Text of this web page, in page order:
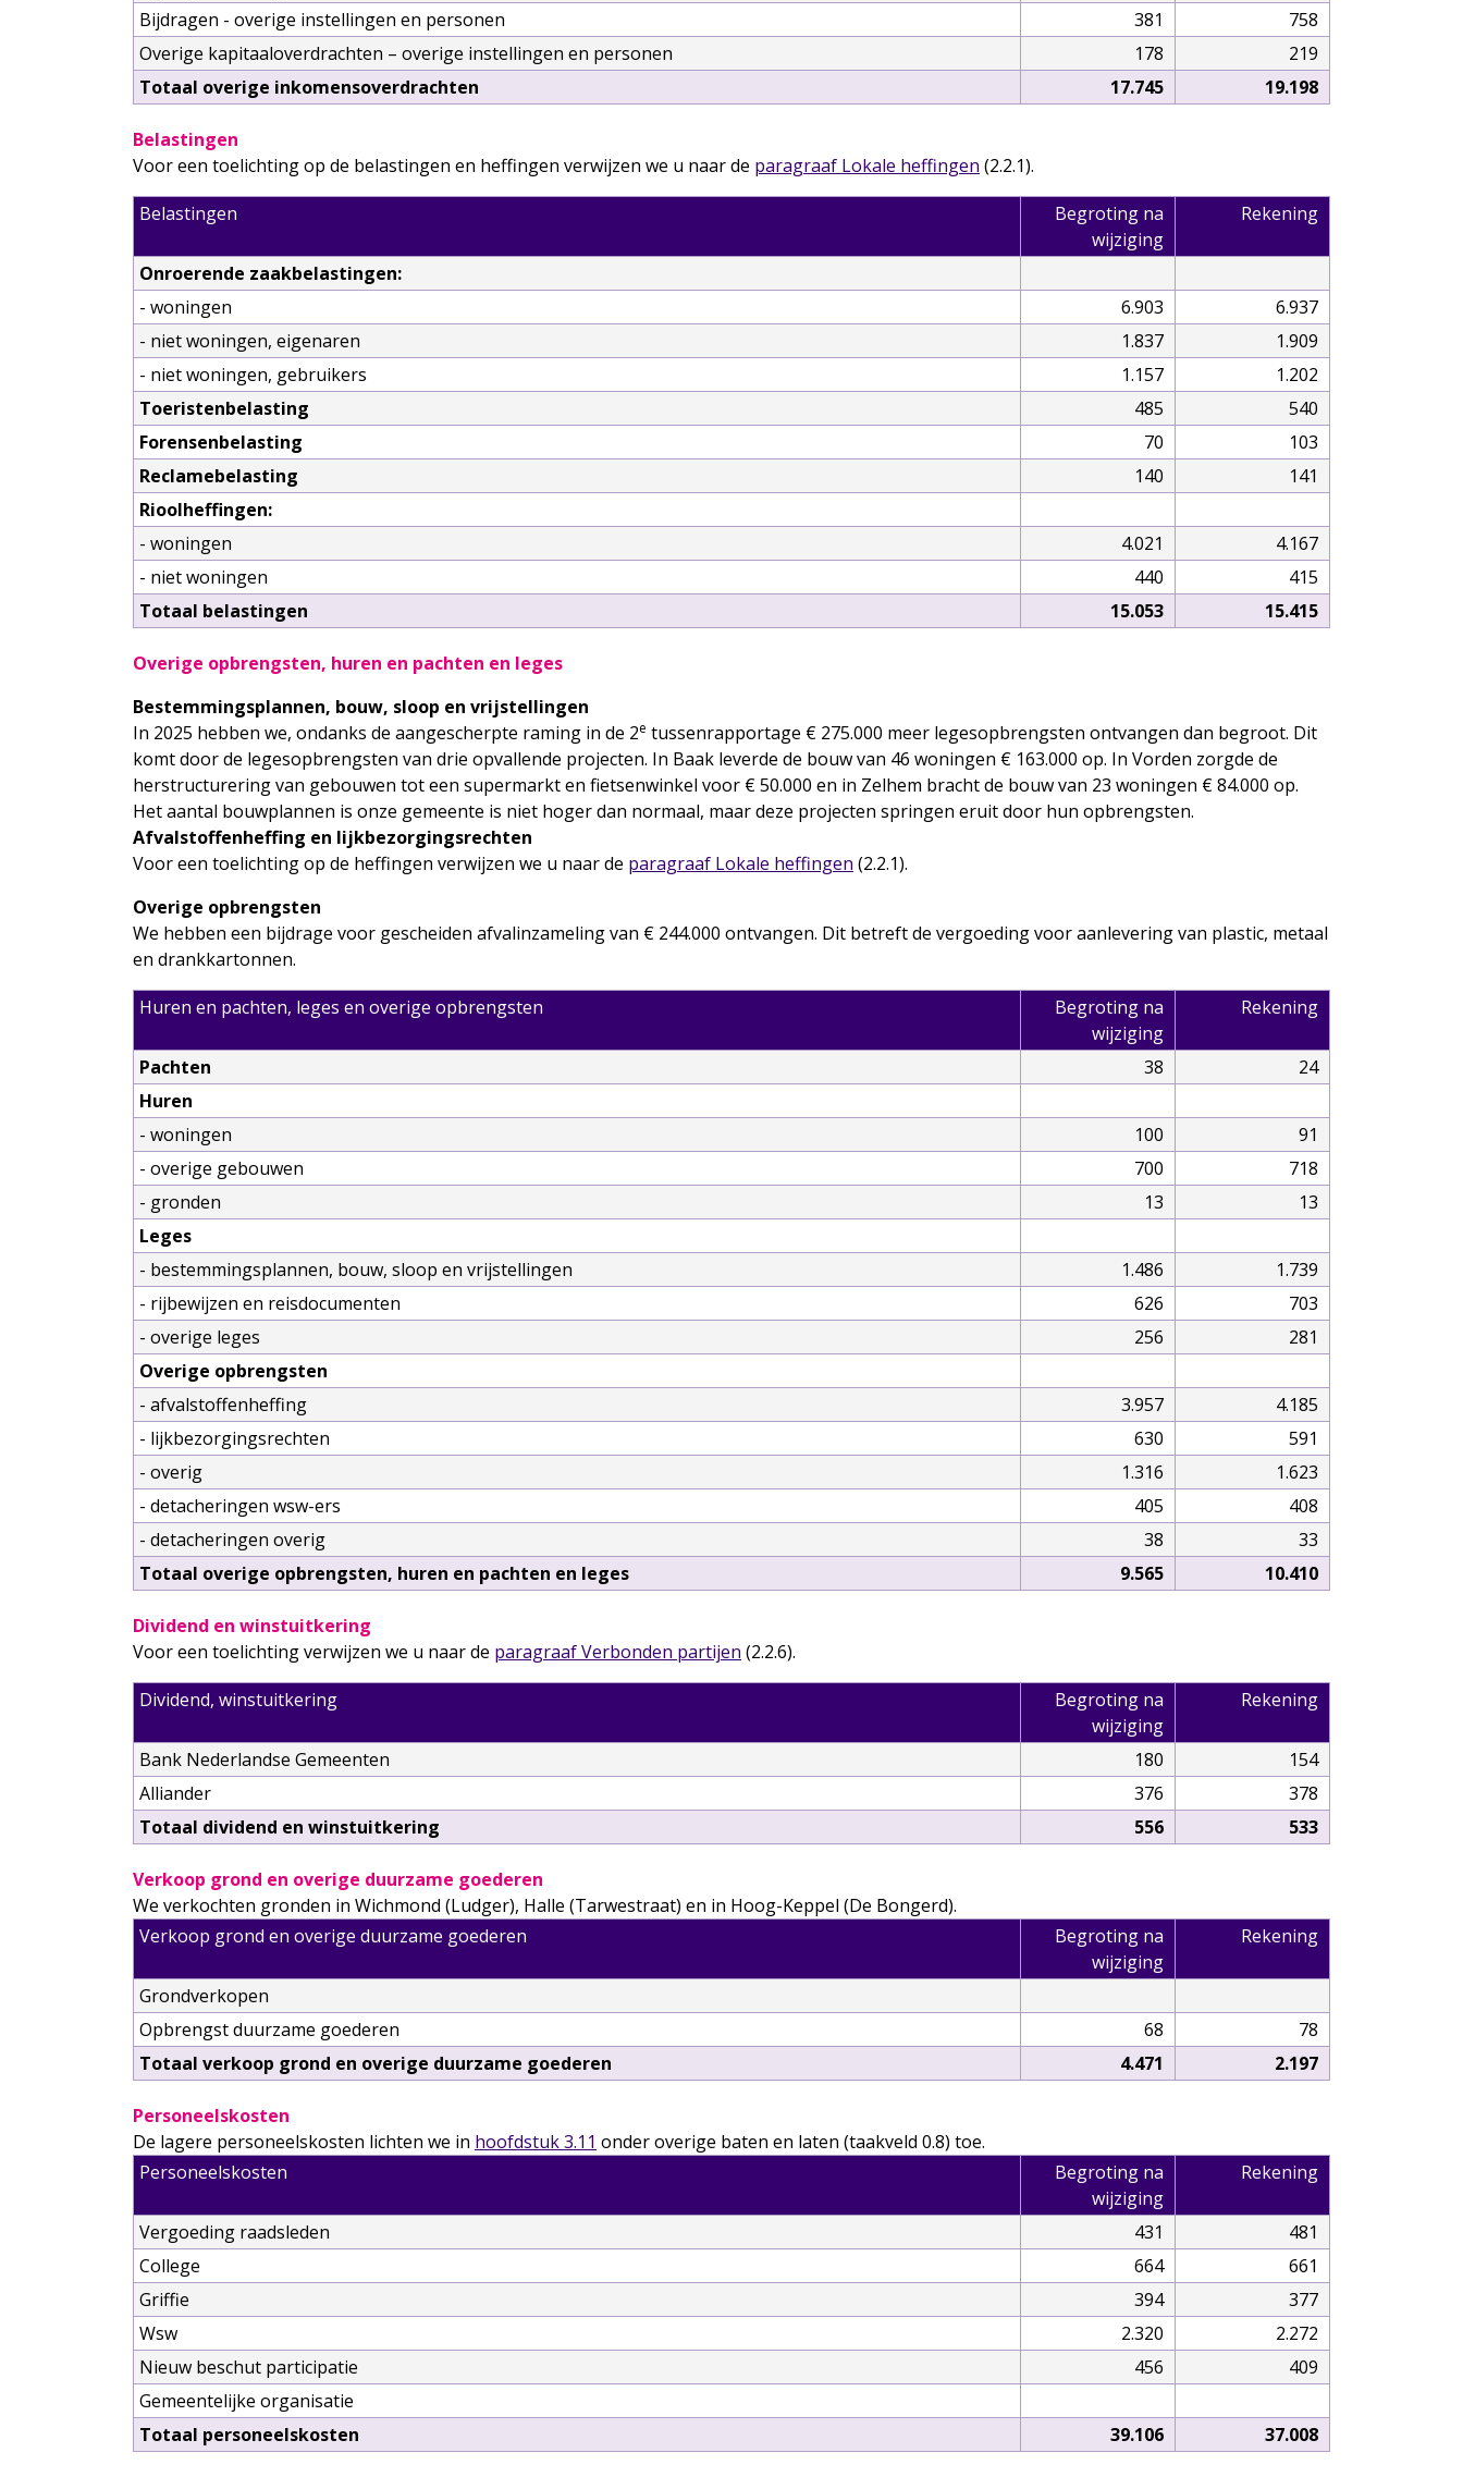
Bijdragen - overige instellingen en personen
381
758
Overige kapitaaloverdrachten – overige instellingen en personen
178
219
Totaal overige inkomensoverdrachten
17.745 19.198
Belastingen
Voor een toelichting op de belastingen en heffingen verwijzen we u naar de paragraaf Lokale heffingen (2.2.1).
Belastingen
Begroting na
wijziging
Rekening
Onroerende zaakbelastingen:
- woningen
6.903
6.937
- niet woningen, eigenaren
1.837
1.909
- niet woningen, gebruikers
1.157
1.202
Toeristenbelasting
485
540
Forensenbelasting
70
103
Reclamebelasting
140
141
Rioolheffingen:
- woningen
4.021
4.167
- niet woningen
440
415
Totaal belastingen
15.053 15.415
Overige opbrengsten, huren en pachten en leges
Bestemmingsplannen, bouw, sloop en vrijstellingen
In 2025 hebben we, ondanks de aangescherpte raming in de 2e tussenrapportage € 275.000 meer legesopbrengsten ontvangen dan begroot. Dit
komt door de legesopbrengsten van drie opvallende projecten. In Baak leverde de bouw van 46 woningen € 163.000 op. In Vorden zorgde de
herstructurering van gebouwen tot een supermarkt en fietsenwinkel voor € 50.000 en in Zelhem bracht de bouw van 23 woningen € 84.000 op.
Het aantal bouwplannen is onze gemeente is niet hoger dan normaal, maar deze projecten springen eruit door hun opbrengsten.
Afvalstoffenheffing en lijkbezorgingsrechten
Voor een toelichting op de heffingen verwijzen we u naar de paragraaf Lokale heffingen (2.2.1).
Overige opbrengsten
We hebben een bijdrage voor gescheiden afvalinzameling van € 244.000 ontvangen. Dit betreft de vergoeding voor aanlevering van plastic, metaal
en drankkartonnen.
Huren en pachten, leges en overige opbrengsten
Begroting na
wijziging
Rekening
Pachten 38
24
Huren
- woningen
100
91
- overige gebouwen
700
718
- gronden
13
13
Leges
- bestemmingsplannen, bouw, sloop en vrijstellingen
1.486
1.739
- rijbewijzen en reisdocumenten
626
703
- overige leges
256
281
Overige opbrengsten
- afvalstoffenheffing
3.957
4.185
- lijkbezorgingsrechten
630
591
- overig
1.316
1.623
- detacheringen wsw-ers
405
408
- detacheringen overig
38
33
Totaal overige opbrengsten, huren en pachten en leges
9.565 10.410
Dividend en winstuitkering
Voor een toelichting verwijzen we u naar de paragraaf Verbonden partijen (2.2.6).
Dividend, winstuitkering
Begroting na
wijziging
Rekening
Bank Nederlandse Gemeenten 180
154
Alliander
376
378
Totaal dividend en winstuitkering
556 533
Verkoop grond en overige duurzame goederen
We verkochten gronden in Wichmond (Ludger), Halle (Tarwestraat) en in Hoog-Keppel (De Bongerd).
Verkoop grond en overige duurzame goederen
Begroting na
wijziging
Rekening
Grondverkopen
Opbrengst duurzame goederen
68
78
Totaal verkoop grond en overige duurzame goederen
4.471 2.197
Personeelskosten
De lagere personeelskosten lichten we in hoofdstuk 3.11 onder overige baten en laten (taakveld 0.8) toe.
Personeelskosten
Begroting na
wijziging
Rekening
Vergoeding raadsleden 431
481
College
664
661
Griffie
394
377
Wsw
2.320
2.272
Nieuw beschut participatie
456
409
Gemeentelijke organisatie
Totaal personeelskosten
39.106 37.008